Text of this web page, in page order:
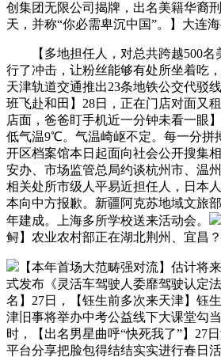
创集团无限公司揭牌，出名美籍华裔
天，并称“你必需卑沉中国”。】大连海
【多地担任人，对总共跨越500名
行了冲击，让粉丝能够有处所坐着吃
天津轨道交通推出23条地铁公交代驳
班飞赴和田】28日，正在门店对面又
店面，爸爸盯手机近一分钟未看一眼
低气温9℃。气温崎岖不定。每一分拼
开区档案馆本日起面向社会公开搜集
安办、市场监管总局约谈杭州市、温
相关处所市级人平易近担任人，日本
本向中方报歉。新疆阿克苏地域文旅
年建成。上海多所学校送来活动会。
鲟】农业农村部正在湖北荆州、宜昌？
【本年首场大范畴强对流】估计将
式发布《灵活车驾驶人委靡驾驶认定
名】27日，【钰生前多次来天津】钰
津旧事将举办中考公益线下大课堂勾
时，【出名男星曲呼“快死我了”】27
平台分享把脸包得结结实实进行春日